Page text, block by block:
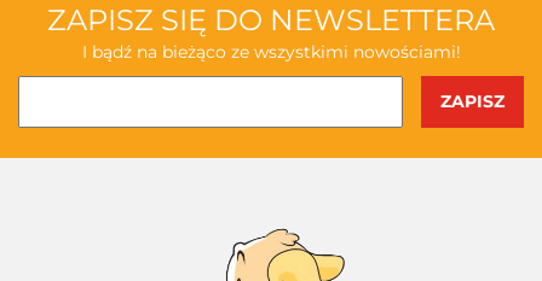
ZAPISZ SIĘ DO NEWSLETTERA
I bądź na bieżąco ze wszystkimi nowościami!